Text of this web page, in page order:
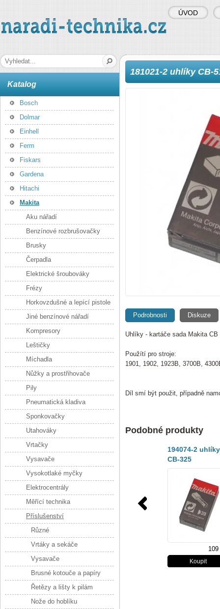
naradi-technika.cz
181021-2 uhlíky CB-
Podrobnosti Diskuze
Uhlíky - kartáče sada Makita CB
Použítí pro stroje:
1901, 1902, 1923B, 3700B,
Díl smí být použit, případně
Podobné produkty
194074-2 uhlíky
CB-325
Katalog
Bosch
Dolmar
Einhell
Ferm
Fiskars
Gardena
Hitachi
Makita
Aku nářadí
Benzínové rozbrušovačky
Brusky
Čerpadla
Elektrické šroubováky
Frézy
Horkovzdušné a lepící pistole
Jiné benzínové nářadí
Kompresory
Leštičky
Míchadla
Nůžky a prostřihovače
Pily
Pneumatická kladiva
Sponkovačky
Utahováky
Vrtačky
Vysavače
Vysokotlaké myčky
Elektrocentrály
Měřící technika
Příslušenství
Různé
Vrtáky a sekáče
Vysavače
Brusné kotouče a papíry
Řetězy a lišty k pilám
Nože do hoblíku
ÚVOD
Hledaná fráze